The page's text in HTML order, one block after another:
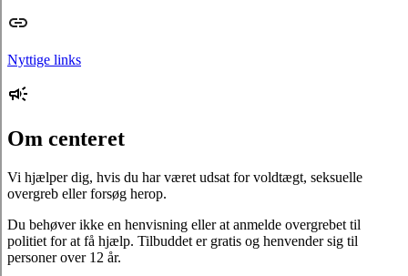
Nyttige links
Om centeret
Vi hjælper dig, hvis du har været udsat for voldtægt, seksuelle
overgreb eller forsøg herop.
Du behøver ikke en henvisning eller at anmelde overgrebet til
politiet for at få hjælp. Tilbuddet er gratis og henvender sig til
personer over 12 år.